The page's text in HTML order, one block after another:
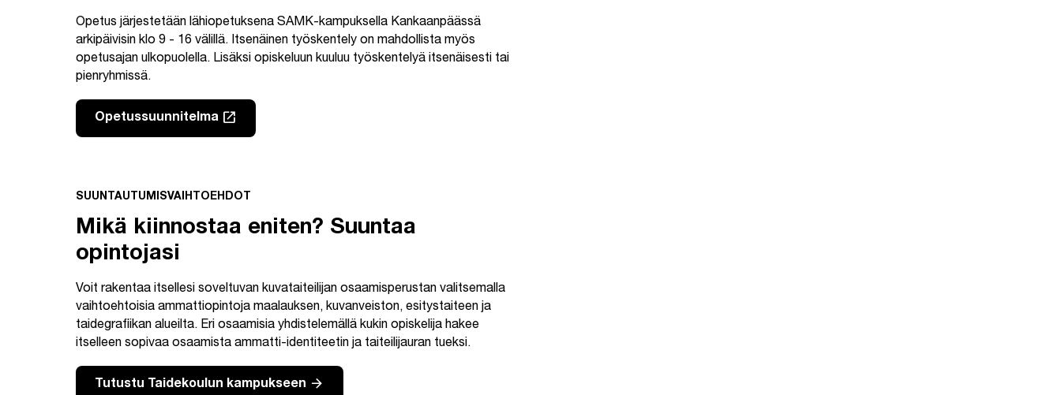
Opetus järjestetään lähiopetuksena SAMK-kampuksella Kankaanpäässä
arkipäivisin klo 9 - 16 välillä. Itsenäinen työskentely on mahdollista myös
opetusajan ulkopuolella. Lisäksi opiskeluun kuuluu työskentelyä itsenäisesti tai
pienryhmissä.
Opetussuunnitelma launch
SUUNTAUTUMISVAIHTOEHDOT
Mikä kiinnostaa eniten? Suuntaa
opintojasi
Voit rakentaa itsellesi soveltuvan kuvataiteilijan osaamisperustan valitsemalla
vaihtoehtoisia ammattiopintoja maalauksen, kuvanveiston, esitystaiteen ja
taidegrafiikan alueilta. Eri osaamisia yhdistelemällä kukin opiskelija hakee
itselleen sopivaa osaamista ammatti-identiteetin ja taiteilijauran tueksi.
Tutustu Taidekoulun kampukseen arrow_forward